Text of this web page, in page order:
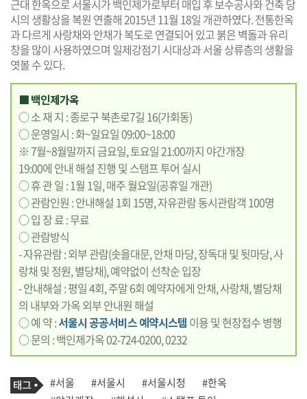
근대 한옥으로 서울시가 백인제가로부터 매입 후 보수공사와 건축 당
시의 생활상을 복원 연출해 2015년 11월 18일 개관하였다. 전통한옥
과 다르게 사랑채와 안채가 복도로 연결되어 있고 붉은 벽돌과 유리
창을 많이 사용하였으며 일제강점기 시대상과 서울 상류층의 생활을
엿볼 수 있다.
■ 백인제가옥
○ 소 재 지 : 종로구 북촌로7길 16(가회동)
○ 운영일시 : 화~일요일 09:00~18:00
※ 7월~8월말까지 금요일, 토요일 21:00까지 야간개장
19:00에 안내 해설 진행 및 스탬프 투어 실시
○ 휴 관 일 : 1월 1일, 매주 월요일(공휴일 개관)
○ 관람인원 : 안내해설 1회 15명, 자유관람 동시관람객 100명
○ 입 장 료 : 무료
○ 관람방식
- 자유관람 : 외부 관람(솟을대문, 안채 마당, 장독대 및 뒷마당, 사
랑채 및 정원, 별당채), 예약없이 선착순 입장
- 안내해설 : 평일 4회, 주말 6회 예약자에게 안채, 사랑채, 별당채
의 내부와 가옥 외부 안내원 해설
○ 예 약 :서울시 공공서비스 예약시스템 이용 및 현장접수 병행
○ 문의 : 백인제가옥 02-724-0200, 0232
기
사
태
그
#서울 #서울시 #서울시청
#한옥